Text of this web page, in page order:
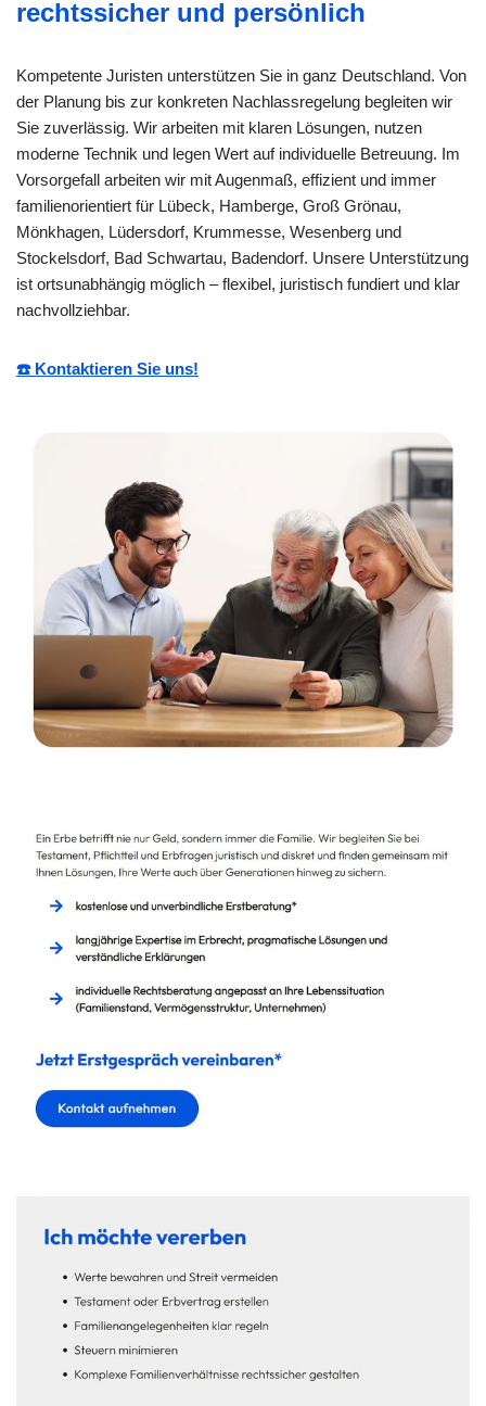
rechtssicher und persönlich
Kompetente Juristen unterstützen Sie in ganz Deutschland. Von
der Planung bis zur konkreten Nachlassregelung begleiten wir
Sie zuverlässig. Wir arbeiten mit klaren Lösungen, nutzen
moderne Technik und legen Wert auf individuelle Betreuung. Im
Vorsorgefall arbeiten wir mit Augenmaß, effizient und immer
familienorientiert für Lübeck, Hamberge, Groß Grönau,
Mönkhagen, Lüdersdorf, Krummesse, Wesenberg und
Stockelsdorf, Bad Schwartau, Badendorf. Unsere Unterstützung
ist ortsunabhängig möglich – flexibel, juristisch fundiert und klar
nachvollziehbar.
☎️ Kontaktieren Sie uns!